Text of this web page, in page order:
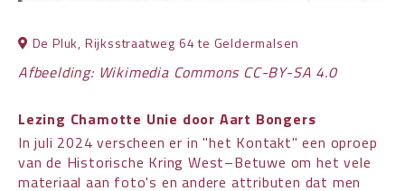
De Pluk, Rijksstraatweg 64 te Geldermalsen
Afbeelding: Wikimedia Commons CC-BY-SA 4.0
Lezing Chamotte Unie door Aart Bongers
In juli 2024 verscheen er in "het Kontakt" een oproep
van de Historische Kring West–Betuwe om het vele
materiaal aan foto's en andere attributen dat men